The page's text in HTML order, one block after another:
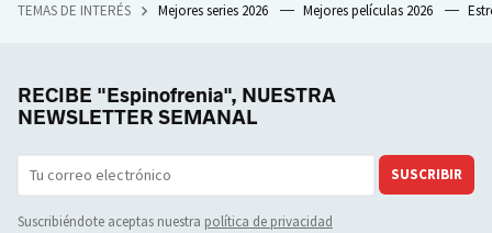
TEMAS DE INTERÉS Mejores series 2026 Mejores películas 2026
RECIBE "Espinofrenia", NUESTRA
NEWSLETTER SEMANAL
SUSCRIBIR
Suscribiéndote aceptas nuestra política de privacidad